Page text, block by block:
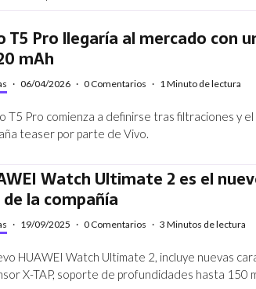
T5 Pro llegaría al mercado con
mAh
· 06/04/2026 · 0 Comentarios · 1 Minuto de lectura
T5 Pro comienza a definirse tras filtraciones y el
teaser por parte de Vivo.
Watch Ultimate 2 es el
la compañía
· 19/09/2025 · 0 Comentarios · 3 Minutos de lectura
HUAWEI Watch Ultimate 2, incluye nuevas
X-TAP, soporte de profundidades hasta 150